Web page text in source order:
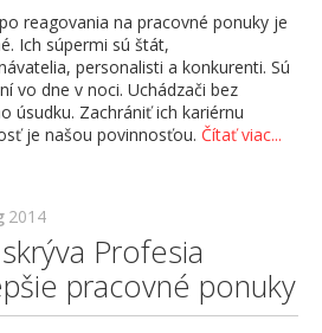
reagovania na pracovné ponuky je
Ich súpermi sú štát,
personalisti a konkurenti. Sú
vo dne v noci. Uchádzači bez
úsudku. Zachrániť ich kariérnu
je našou povinnosťou. Čítať viac...
2014
Profesia
pracovné ponuky